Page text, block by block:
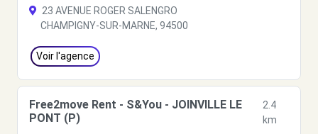
23 AVENUE ROGER SALENGRO
CHAMPIGNY-SUR-MARNE, 94500
Voir l'agence
Free2move Rent - S&You - JOINVILLE LE
PONT (P)
2.4
km